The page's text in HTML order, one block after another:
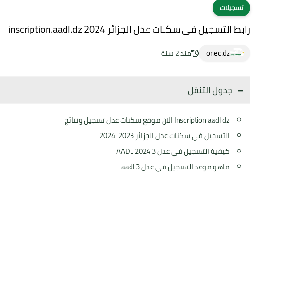
تسجيلات
رابط التسجيل فى سكنات عدل الجزائر inscription.aadl.dz 2024
onec.dz منذ 2 سنة
جدول التنقل
Inscription aadl dz الان موقع سكنات عدل تسجيل ونتائج
التسجيل في سكنات عدل الجزائر 2023-2024
كيفية التسجيل في عدل 3 2024 AADL
ماهو موعد التسجيل في عدل 3 aadl